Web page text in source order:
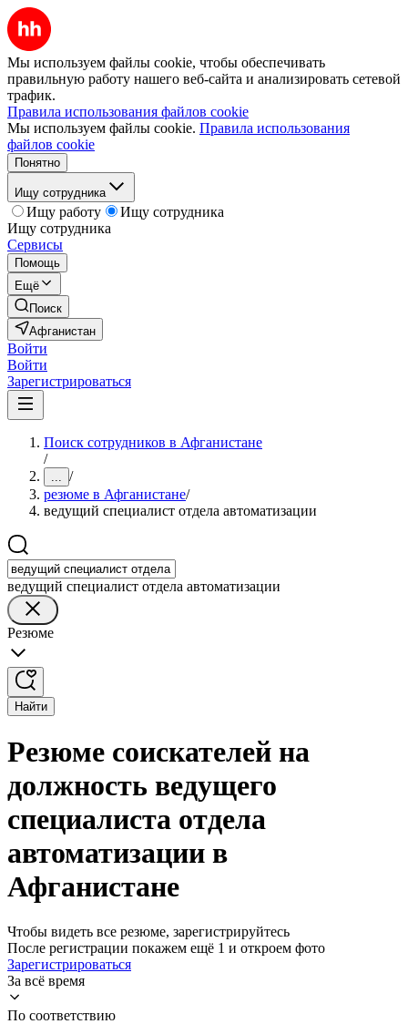
Мы используем файлы cookie, чтобы обеспечивать
правильную работу нашего веб-сайта и анализировать сетевой
трафик.
Правила использования файлов cookie
Мы используем файлы cookie. Правила использования
файлов cookie
Понятно
Ищу сотрудника
Ищу работу
Ищу сотрудника
Ищу сотрудника
Сервисы
Помощь
Ещё
Поиск
Афганистан
Войти
Войти
Зарегистрироваться
Поиск сотрудников в Афганистане
/
... /
резюме в Афганистане/
ведущий специалист отдела автоматизации
ведущий специалист отдела автоматизации
Резюме
Найти
Резюме соискателей на
должность ведущего
специалиста отдела
автоматизации в
Афганистане
Чтобы видеть все резюме, зарегистрируйтесь
После регистрации покажем ещё 1 и откроем фото
Зарегистрироваться
За всё время
По соответствию